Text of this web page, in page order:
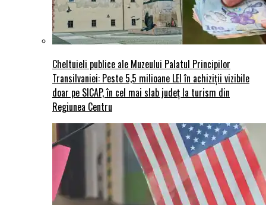
Cheltuieli publice ale Muzeului Palatul Principilor
Transilvaniei: Peste 5,5 milioane LEI în achiziții vizibile
doar pe SICAP, în cel mai slab județ la turism din
Regiunea Centru